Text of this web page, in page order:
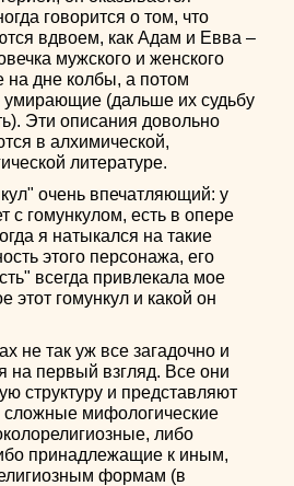
говорится о том, что
вдвоем, как Адам и Евва –
мужского и женского
на дне колбы, а потом
(дальше их судьбу
Эти описания довольно
в алхимической,
литературе.
очень впечатляющий: у
с гомункулом, есть в опере
я натыкался на такие
этого персонажа, его
всегда привлекала мое
этот гомункул и какой он
не так уж все загадочно и
на первый взгляд. Все они
структуру и представляют
сложные мифологические
либо
принадлежащие к иным,
формам (в